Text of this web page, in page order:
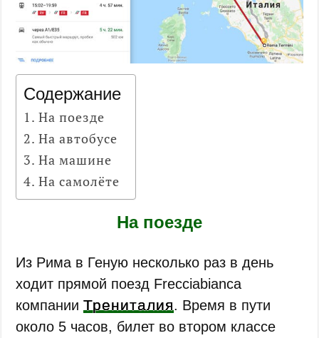
Содержание
На поезде
На автобусе
На машине
На самолёте
На поезде
Из Рима в Геную несколько раз в день
ходит прямой поезд Frecciabianca
компанииТрениталия. Время в пути
около 5 часов, билет во втором классе